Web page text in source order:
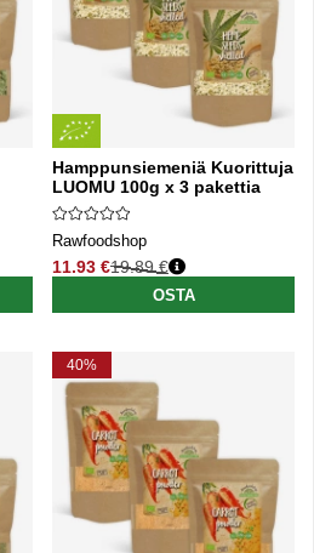
Hamppunsiemeniä Kuorittuja
LUOMU 100g x 3 pakettia
Rawfoodshop
11.93 €
Normaali hinta
19.89 €
OSTA
40%